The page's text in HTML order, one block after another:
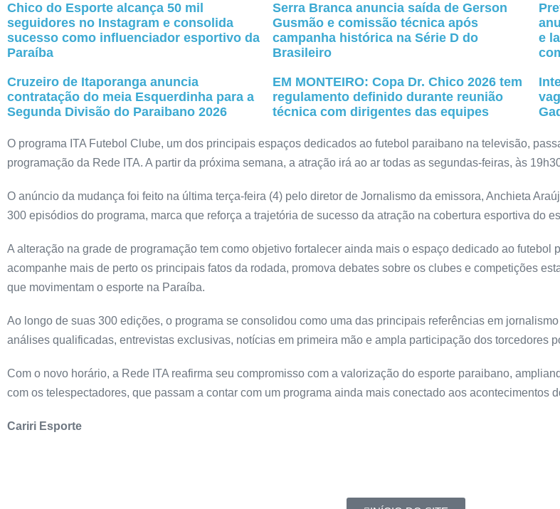
Chico do Esporte alcança 50 mil
seguidores no Instagram e consolida
sucesso como influenciador esportivo da
Paraíba
Serra Branca anuncia saída de Gerson
Gusmão e comissão técnica após
campanha histórica na Série D do
Brasileiro
e
Cruzeiro de Itaporanga anuncia
contratação do meia Esquerdinha para a
Segunda Divisão do Paraibano 2026
EM MONTEIRO: Copa Dr. Chico 2026 tem
regulamento definido durante reunião
técnica com dirigentes das equipes
O programa ITA Futebol Clube, um dos principais espaços dedicados ao futebol paraibano na televisão,
programação da Rede ITA. A partir da próxima semana, a atração irá ao ar todas as segundas-feiras, às
O anúncio da mudança foi feito na última terça-feira (4) pelo diretor de Jornalismo da emissora, Anchieta
300 episódios do programa, marca que reforça a trajetória de sucesso da atração na cobertura esportiva do
A alteração na grade de programação tem como objetivo fortalecer ainda mais o espaço dedicado ao futebol
acompanhe mais de perto os principais fatos da rodada, promova debates sobre os clubes e competições
que movimentam o esporte na Paraíba.
Ao longo de suas 300 edições, o programa se consolidou como uma das principais referências em
análises qualificadas, entrevistas exclusivas, notícias em primeira mão e ampla participação dos torcedores
Com o novo horário, a Rede ITA reafirma seu compromisso com a valorização do esporte paraibano,
com os telespectadores, que passam a contar com um programa ainda mais conectado aos acontecimentos
Cariri Esporte